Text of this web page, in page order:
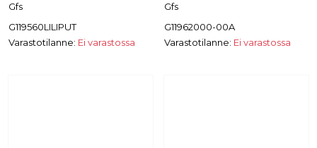
Gfs
G119560LILIPUT
Varastotilanne: Ei varastossa
Gfs
G11962000-00A
Varastotilanne: Ei varastossa